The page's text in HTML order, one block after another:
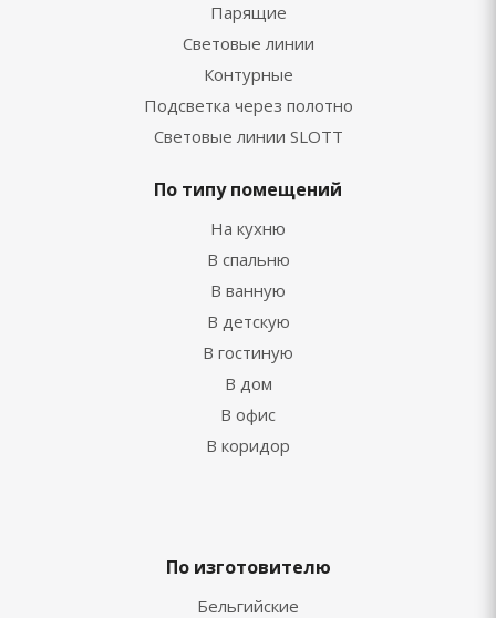
Парящие
Световые линии
Контурные
Подсветка через полотно
Световые линии SLOTT
По типу помещений
На кухню
В спальню
В ванную
В детскую
В гостиную
В дом
В офис
В коридор
По изготовителю
Бельгийские